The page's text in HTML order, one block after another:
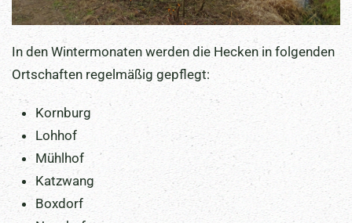
In den Wintermonaten werden die Hecken in folgenden
Ortschaften regelmäßig gepflegt:
Kornburg
Lohhof
Mühlhof
Katzwang
Boxdorf